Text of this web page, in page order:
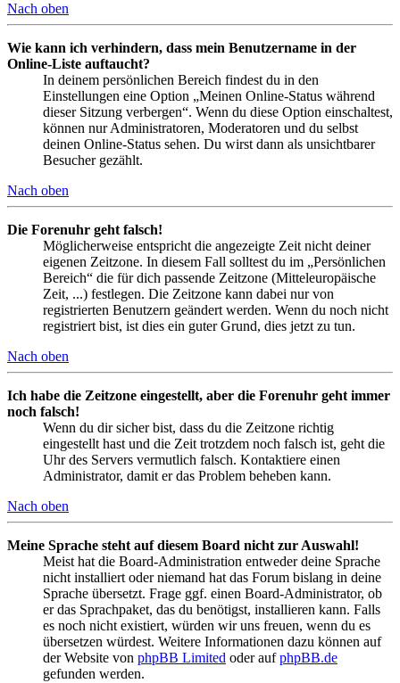
Nach oben
Wie kann ich verhindern, dass mein Benutzername in der
Online-Liste auftaucht?
In deinem persönlichen Bereich findest du in den
Einstellungen eine Option „Meinen Online-Status während
dieser Sitzung verbergen“. Wenn du diese Option einschaltest,
können nur Administratoren, Moderatoren und du selbst
deinen Online-Status sehen. Du wirst dann als unsichtbarer
Besucher gezählt.
Nach oben
Die Forenuhr geht falsch!
Möglicherweise entspricht die angezeigte Zeit nicht deiner
eigenen Zeitzone. In diesem Fall solltest du im „Persönlichen
Bereich“ die für dich passende Zeitzone (Mitteleuropäische
Zeit, ...) festlegen. Die Zeitzone kann dabei nur von
registrierten Benutzern geändert werden. Wenn du noch nicht
registriert bist, ist dies ein guter Grund, dies jetzt zu tun.
Nach oben
Ich habe die Zeitzone eingestellt, aber die Forenuhr geht immer
noch falsch!
Wenn du dir sicher bist, dass du die Zeitzone richtig
eingestellt hast und die Zeit trotzdem noch falsch ist, geht die
Uhr des Servers vermutlich falsch. Kontaktiere einen
Administrator, damit er das Problem beheben kann.
Nach oben
Meine Sprache steht auf diesem Board nicht zur Auswahl!
Meist hat die Board-Administration entweder deine Sprache
nicht installiert oder niemand hat das Forum bislang in deine
Sprache übersetzt. Frage ggf. einen Board-Administrator, ob
er das Sprachpaket, das du benötigst, installieren kann. Falls
es noch nicht existiert, würden wir uns freuen, wenn du es
übersetzen würdest. Weitere Informationen dazu können auf
der Website von phpBB Limited oder aufphpBB.de
gefunden werden.